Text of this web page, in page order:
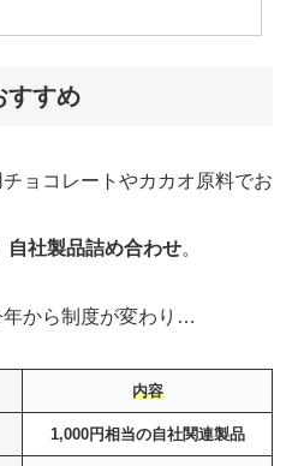
すすめ
ョコレートやカカオ原料でお
自社製品詰め合わせ。
から制度が変わり…
内容
1,000円相当の自社関連製品